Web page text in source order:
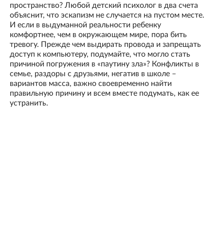
пространство? Любой детский психолог в два счета
объяснит, что эскапизм не случается на пустом месте.
И если в выдуманной реальности ребенку
комфортнее, чем в окружающем мире, пора бить
тревогу. Прежде чем выдирать провода и запрещать
доступ к компьютеру, подумайте, что могло стать
причиной погружения в «паутину зла»? Конфликты в
семье, раздоры с друзьями, негатив в школе –
вариантов масса, важно своевременно найти
правильную причину и всем вместе подумать, как ее
устранить.